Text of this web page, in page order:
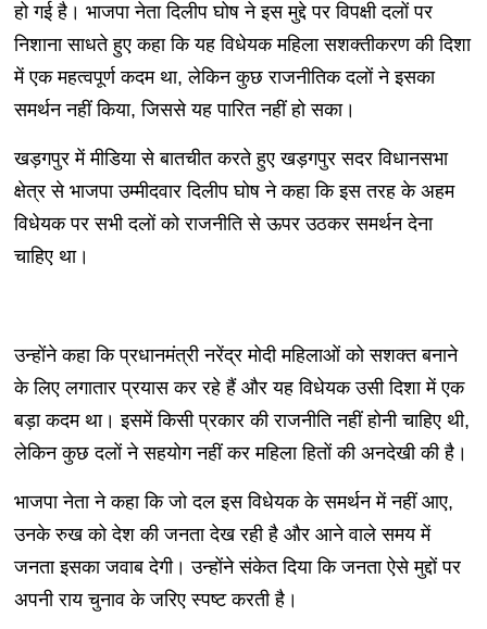
हो गई है। भाजपा नेता दिलीप घोष ने इस मुद्दे पर विपक्षी दलों पर
निशाना साधते हुए कहा कि यह विधेयक महिला सशक्तीकरण की दिशा
में एक महत्वपूर्ण कदम था, लेकिन कुछ राजनीतिक दलों ने इसका
समर्थन नहीं किया, जिससे यह पारित नहीं हो सका।
खड़गपुर में मीडिया से बातचीत करते हुए खड़गपुर सदर विधानसभा
क्षेत्र से भाजपा उम्मीदवार दिलीप घोष ने कहा कि इस तरह के अहम
विधेयक पर सभी दलों को राजनीति से ऊपर उठकर समर्थन देना
चाहिए था।
उन्होंने कहा कि प्रधानमंत्री नरेंद्र मोदी महिलाओं को सशक्त बनाने
के लिए लगातार प्रयास कर रहे हैं और यह विधेयक उसी दिशा में एक
बड़ा कदम था। इसमें किसी प्रकार की राजनीति नहीं होनी चाहिए थी,
लेकिन कुछ दलों ने सहयोग नहीं कर महिला हितों की अनदेखी की है।
भाजपा नेता ने कहा कि जो दल इस विधेयक के समर्थन में नहीं आए,
उनके रुख को देश की जनता देख रही है और आने वाले समय में
जनता इसका जवाब देगी। उन्होंने संकेत दिया कि जनता ऐसे मुद्दों पर
अपनी राय चुनाव के जरिए स्पष्ट करती है।